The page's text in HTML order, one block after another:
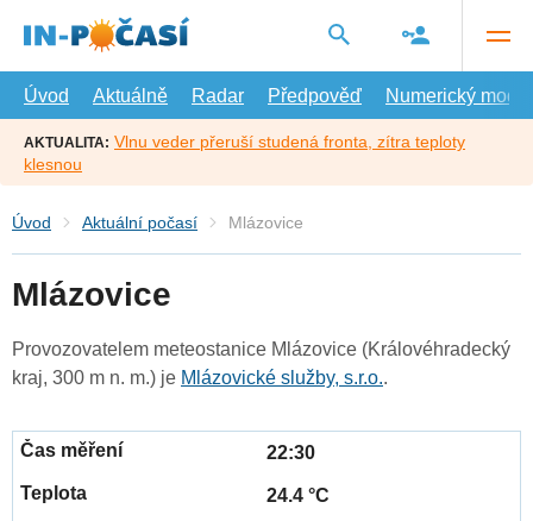
hlavní
Úvod
Aktuálně Radar Předpověď Numerický model
AKTUALITA: Vlnu veder přeruší studená fronta, zítra teploty
klesnou
Úvod Aktuální počasí Mlázovice
Mlázovice
Provozovatelem meteostanice Mlázovice (Královéhradecký
kraj, 300 m n. m.) je Mlázovické služby, s.r.o..
22:30
24.4 °C